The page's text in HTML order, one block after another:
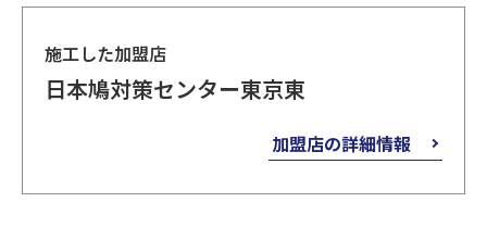
施工した加盟店
日本鳩対策センター東京東
加盟店の詳細情報